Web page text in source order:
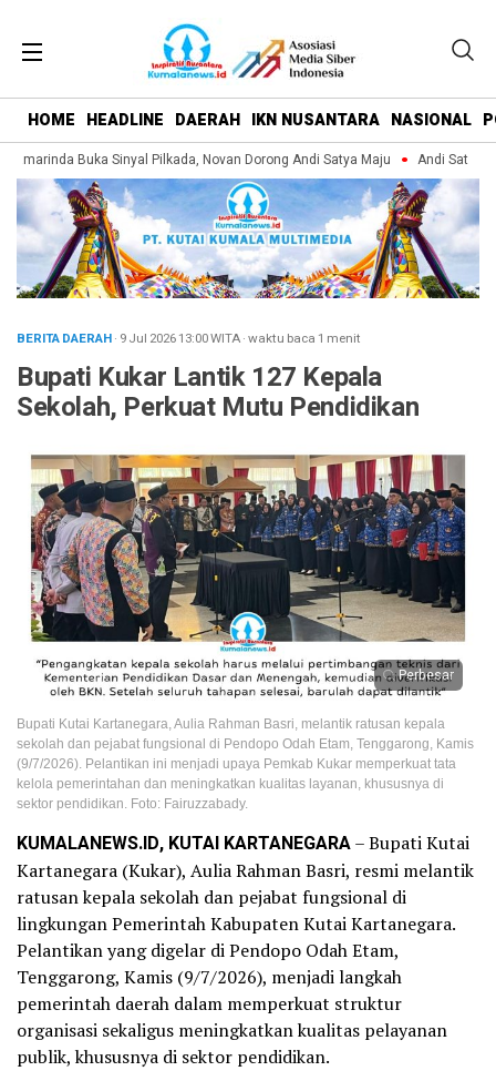
HOME HEADLINE DAERAH IKN NUSANTARA NASIONAL
Buka Sinyal Pilkada, Novan Dorong Andi Satya Maju Andi Satya
BERITA DAERAH· 9 Jul 202613:00WITA·waktu baca 1 menit
Bupati Kukar Lantik 127 Kepala
Sekolah, Perkuat Mutu Pendidikan
Perbesar
Bupati Kutai Kartanegara, Aulia Rahman Basri, melantik ratusan kepala
sekolah dan pejabat fungsional di Pendopo Odah Etam, Tenggarong, Kamis
(9/7/2026). Pelantikan ini menjadi upaya Pemkab Kukar memperkuat tata
kelola pemerintahan dan meningkatkan kualitas layanan, khususnya di
sektor pendidikan. Foto: Fairuzzabady.
KUMALANEWS.ID, KUTAI KARTANEGARA– Bupati Kutai
Kartanegara (Kukar), Aulia Rahman Basri, resmi melantik
ratusan kepala sekolah dan pejabat fungsional di
lingkungan Pemerintah Kabupaten Kutai Kartanegara.
Pelantikan yang digelar di Pendopo Odah Etam,
Tenggarong, Kamis (9/7/2026), menjadi langkah
pemerintah daerah dalam memperkuat struktur
organisasi sekaligus meningkatkan kualitas pelayanan
publik, khususnya di sektor pendidikan.